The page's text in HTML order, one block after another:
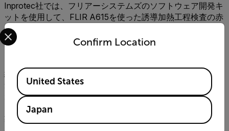
Inprotec社では、フリアーシステムズのソフトウェア開発キ
ットを使用して、FLIR A615を使った誘導加熱工程検査の赤
外線データ用のインターフェースを開発しました。 この赤
外線データは、品質トレーサビリティの一環として、ボン
納し、レンズが汚れないようにファンを設置しました。 検
査対象の部品までの距離は4メートルあり、ロボットアーム
が部品の積み降ろしを自動で行うことができます。 タッチ
スクリーンは使いやすく、工場作業員は迅速かつ容易に作
業をすすめることができます。
Confirm Location
Select your preferred country and language from the
Available Locations
United States
Japan